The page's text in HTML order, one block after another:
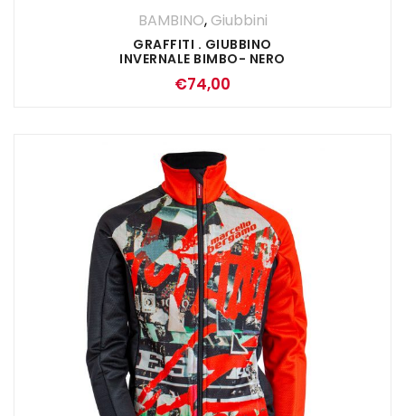
BAMBINO, Giubbini
GRAFFITI . GIUBBINO
INVERNALE BIMBO- NERO
GIALLO FLUO
€74,00